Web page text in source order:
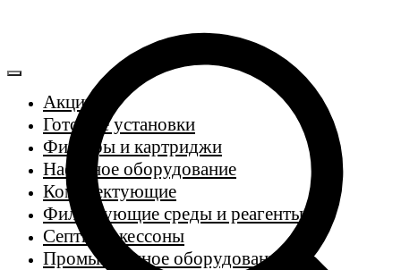
Акции
Готовые установки
Фильтры и картриджи
Насосное оборудование
Комплектующие
Фильтрующие среды и реагенты
Септики, кессоны
Промышленное оборудование